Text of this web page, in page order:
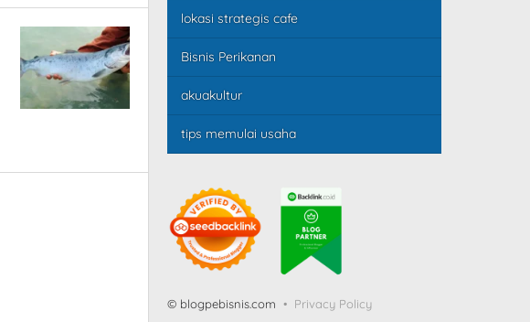
lokasi strategis cafe
Bisnis Perikanan
akuakultur
tips memulai usaha
© blogpebisnis.com Privacy Policy